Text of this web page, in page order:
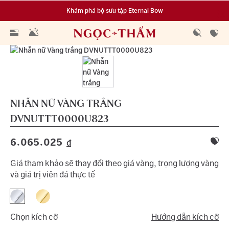
Khám phá bộ sưu tập Eternal Bow
Đa dạng lựa chọn tích luỹ từ 0.1 chỉ vàng 999.9
NHẪN NỮ VÀNG TRẮNG
DVNUTTT0000U823
6.065.025 đ
Giá tham khảo sẽ thay đổi theo giá vàng, trọng lượng vàng
và giá trị viên đá thực tế
Chọn kích cỡ Hướng dẫn kích cỡ